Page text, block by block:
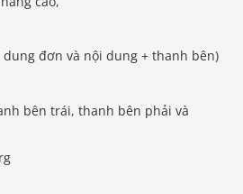
đơn và nội dung + thanh bên)
bên trái, thanh bên phải và